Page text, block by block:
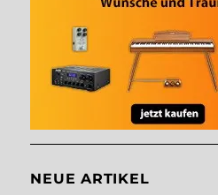
NEUE ARTIKEL